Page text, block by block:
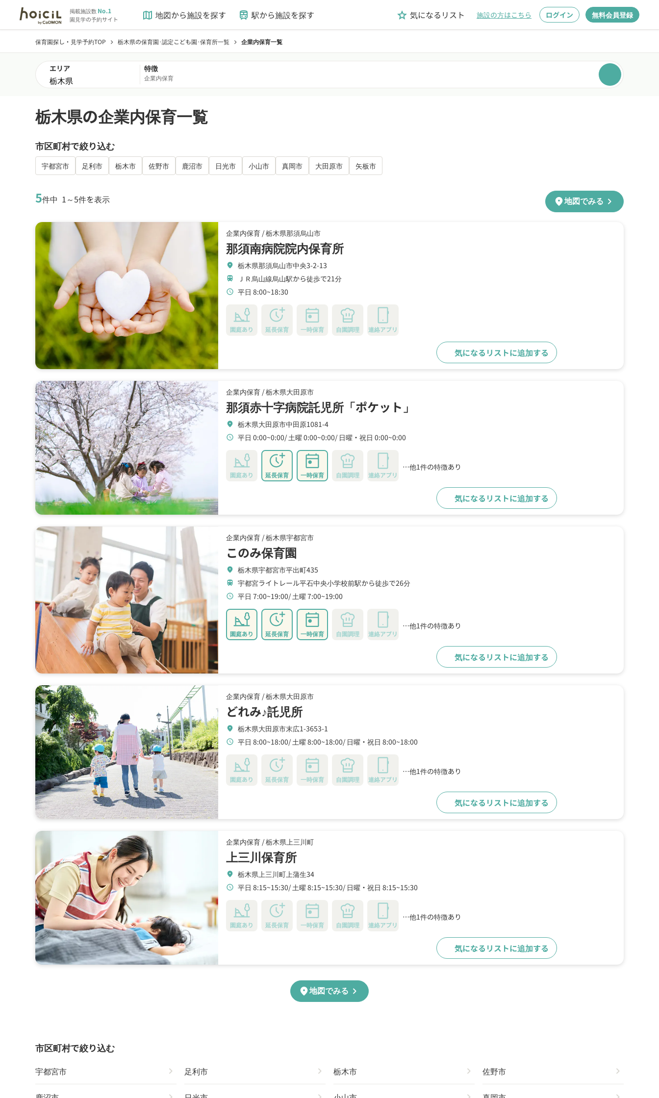
掲載施設数No.1
園見学の予約サイト map 地図から施設を探す train 駅から施設を探す grade 気になるリスト 施設の方はこちら ログイン 無料会員登録
保育園探し・見学予約TOP chevron_right 栃木県の保育園･認定こども園･保育所一覧 chevron_right 企業内保育一覧
エリア 特徴
企業内保育
栃木県の企業内保育一覧
市区町村で絞り込む
宇都宮市 足利市 栃木市 佐野市 鹿沼市 日光市 小山市 真岡市 大田原市 矢板市
5件中 1～5件を表示 location_on地図でみる chevron_right
企業内保育 /栃木県那須烏山市
那須南病院院内保育所
location_on 栃木県那須烏山市中央3-2-13
train ＪＲ烏山線烏山駅から徒歩で21分
schedule 平日 8:00~18:30
園庭あり 延長保育 一時保育 自園調理 連絡アプリ
気になるリストに追加する
企業内保育 /栃木県大田原市
那須赤十字病院託児所「ポケット」
location_on 栃木県大田原市中田原1081-4
schedule 平日 0:00~0:00 土曜 0:00~0:00 日曜・祝日 0:00~0:00
園庭あり 延長保育 一時保育 自園調理 連絡アプリ
…他1件の特徴あり
気になるリストに追加する
企業内保育 /栃木県宇都宮市
このみ保育園
location_on 栃木県宇都宮市平出町435
train 宇都宮ライトレール平石中央小学校前駅から徒歩で26分
schedule 平日 7:00~19:00 土曜 7:00~19:00
園庭あり 延長保育 一時保育 自園調理 連絡アプリ
…他1件の特徴あり
気になるリストに追加する
企業内保育 /栃木県大田原市
どれみ♪託児所
location_on 栃木県大田原市末広1-3653-1
schedule 平日 8:00~18:00 土曜 8:00~18:00 日曜・祝日 8:00~18:00
園庭あり 延長保育 一時保育 自園調理 連絡アプリ
…他1件の特徴あり
気になるリストに追加する
企業内保育 /栃木県上三川町
上三川保育所
location_on 栃木県上三川町上蒲生34
schedule 平日 8:15~15:30 土曜 8:15~15:30 日曜・祝日 8:15~15:30
園庭あり 延長保育 一時保育 自園調理 連絡アプリ
…他1件の特徴あり
気になるリストに追加する
location_on地図でみる chevron_right
市区町村で絞り込む
宇都宮市 chevron_right 足利市 chevron_right 栃木市 chevron_right 佐野市 chevron_right